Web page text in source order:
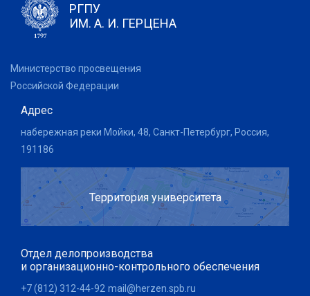
РГПУ
ИМ. А. И. ГЕРЦЕНА
Министерство просвещения
Российской Федерации
Адрес
набережная реки Мойки, 48, Санкт-Петербург, Россия,
191186
Территория университета
Отдел делопроизводства
и организационно-контрольного обеспечения
+7 (812) 312-44-92 mail@herzen.spb.ru